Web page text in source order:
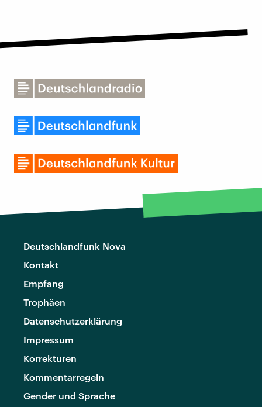
Deutschlandfunk Nova
Kontakt
Empfang
Trophäen
Datenschutzerklärung
Impressum
Korrekturen
Kommentarregeln
Gender und Sprache